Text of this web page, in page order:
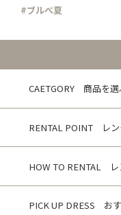
#ブルべ夏
CAETGORY 商品を選
RENTAL POINT レン
HOW TO RENTAL レ
PICK UP DRESS お